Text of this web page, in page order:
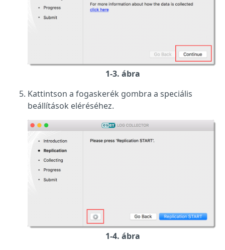
1-3. ábra
Kattintson a fogaskerék gombra a speciális
beállítások eléréséhez.
1-4. ábra